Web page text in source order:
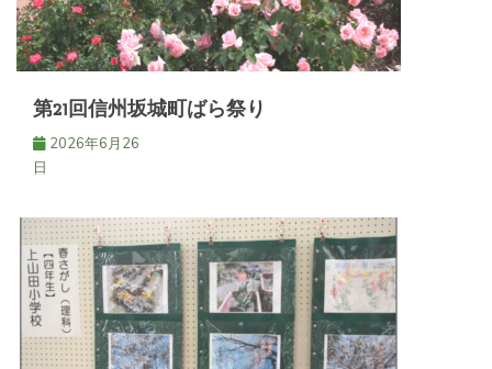
第21回信州坂城町ばら祭り
2026年6月26
日